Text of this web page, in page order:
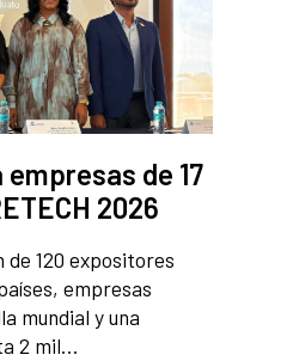
de 17
2026
120 expositores
empresas
mundial y una
2 mil…